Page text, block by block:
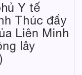
Y tế
Thúc đẩy
Liên Minh
lây